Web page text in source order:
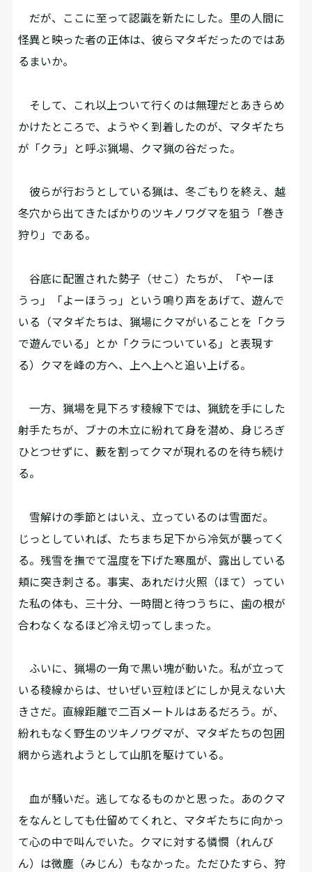
だが、ここに至って認識を新たにした。里の人間に
怪異と映った者の正体は、彼らマタギだったのではあ
るまいか。
そして、これ以上ついて行くのは無理だとあきらめ
かけたところで、ようやく到着したのが、マタギたち
が「クラ」と呼ぶ猟場、クマ猟の谷だった。
彼らが行おうとしている猟は、冬ごもりを終え、越
冬穴から出てきたばかりのツキノワグマを狙う「巻き
狩り」である。
谷底に配置された勢子（せこ）たちが、「やーほ
うっ」「よーほうっ」という鳴り声をあげて、遊んで
いる（マタギたちは、猟場にクマがいることを「クラ
で遊んでいる」とか「クラについている」と表現す
る）クマを峰の方へ、上へ上へと追い上げる。
一方、猟場を見下ろす稜線下では、猟銃を手にした
射手たちが、ブナの木立に紛れて身を潜め、身じろぎ
ひとつせずに、藪を割ってクマが現れるのを待ち続け
る。
雪解けの季節とはいえ、立っているのは雪面だ。
じっとしていれば、たちまち足下から冷気が襲ってく
る。残雪を撫でて温度を下げた寒風が、露出している
頬に突き刺さる。事実、あれだけ火照（ほて）ってい
た私の体も、三十分、一時間と待つうちに、歯の根が
合わなくなるほど冷え切ってしまった。
ふいに、猟場の一角で黒い塊が動いた。私が立って
いる稜線からは、せいぜい豆粒ほどにしか見えない大
きさだ。直線距離で二百メートルはあるだろう。が、
紛れもなく野生のツキノワグマが、マタギたちの包囲
網から逃れようとして山肌を駆けている。
血が騒いだ。逃してなるものかと思った。あのクマ
をなんとしても仕留めてくれと、マタギたちに向かっ
て心の中で叫んでいた。クマに対する憐憫（れんび
ん）は微塵（みじん）もなかった。ただひたすら、狩